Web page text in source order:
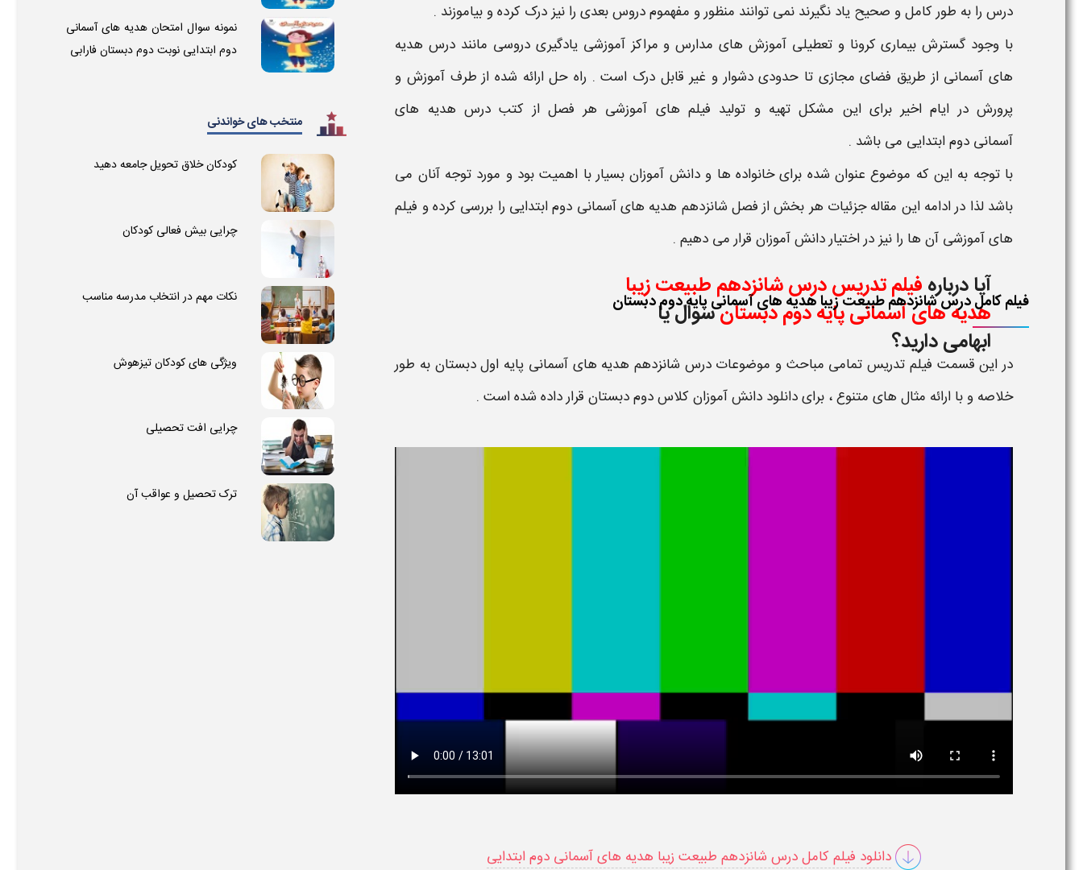
درس را به طور کامل و صحیح یاد نگیرند نمی توانند منظور و مفهموم دروس بعدی را نیز درک کرده و بیاموزند .
با وجود گسترش بیماری کرونا و تعطیلی آموزش های مدارس و مراکز آموزشی یادگیری دروسی مانند درس هدیه
های آسمانیاز طریق فضای مجازی تا حدودی دشوار و غیر قابل درک است . راه حل ارائه شده از طرف آموزش و
پرورش در ایام اخیر برای این مشکل تهیه و تولید فیلم های آموزشی هر فصل از کتب درس هدیه های
آسمانی دوم ابتدایی می باشد .
با توجه به این که موضوع عنوان شده برای خانواده ها و دانش آموزان بسیار با اهمیت بود و مورد توجه آنان می
باشد لذا در ادامه این مقاله جزئیات هر بخش ازفصل شانزدهم هدیه های آسمانی دوم ابتدایی را بررسی کرده و فیلم
های آموزشی آن ها را نیز در اختیار دانش آموزان قرار می دهیم .
آیا دربارهفیلم تدریس درس شانزدهم طبیعت زیبا​
هدیه های آسمانی پایه دوم دبستانسوال یا
ابهامی دارید؟
فیلم کامل درس شانزدهم طبیعت زیبا​ هدیه های آسمانی پایه دوم دبستان
در این قسمت فیلم تدریستمامی مباحث و موضوعاتدرس شانزدهم هدیه های آسمانی پایه اول دبستان به طور
خلاصه و با ارائه مثال های متنوع ، برای دانلود دانش آموزان کلاس دوم دبستان قرار داده شده است .
دانلود فیلم کامل درس شانزدهم طبیعت زیبا هدیه های آسمانی دوم ابتدایی
نمونه سوال امتحان هدیه های آسمانی
دوم ابتدایی نوبت دوم دبستان فارابی
منتخب های خواندنی
کودکان خلاق تحویل جامعه دهید
چرایی بیش فعالی کودکان
نکات مهم در انتخاب مدرسه مناسب
ویژگی های کودکان تیزهوش
چرایی افت تحصیلی
ترک تحصیل و عواقب آن